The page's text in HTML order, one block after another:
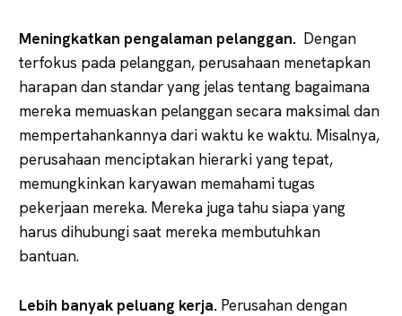
Meningkatkan pengalaman pelanggan. Dengan
terfokus pada pelanggan, perusahaan menetapkan
harapan dan standar yang jelas tentang bagaimana
mereka memuaskan pelanggan secara maksimal dan
mempertahankannya dari waktu ke waktu. Misalnya,
perusahaan menciptakan hierarki yang tepat,
memungkinkan karyawan memahami tugas
pekerjaan mereka. Mereka juga tahu siapa yang
harus dihubungi saat mereka membutuhkan
bantuan.
Lebih banyak peluang kerja. Perusahan dengan